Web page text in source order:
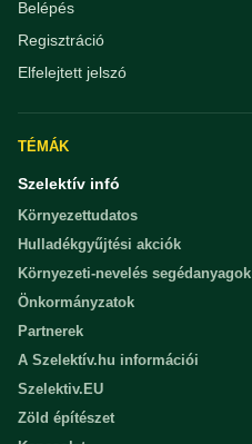
Belépés
Regisztráció
Elfelejtett jelszó
TÉMÁK
Szelektív infó
Környezettudatos
Hulladékgyűjtési akciók
Környezeti-nevelés segédanyagok
Önkormányzatok
Partnerek
A Szelektív.hu információi
Szelektiv.EU
Zöld építészet